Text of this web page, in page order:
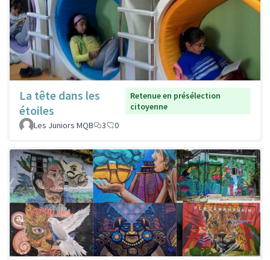
La tête dans les
étoiles
Retenue en présélection
citoyenne
Les Juniors MQB
3 0